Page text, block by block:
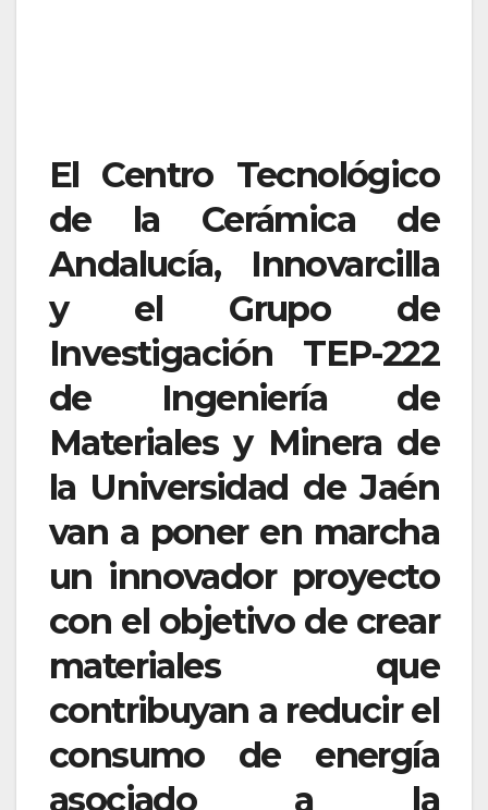
El Centro Tecnológico
de la Cerámica de
Andalucía, Innovarcilla
y el Grupo de
Investigación TEP-222
de Ingeniería de
Materiales y Minera de
la Universidad de Jaén
van a poner en marcha
un innovador proyecto
con el objetivo de crear
materiales que
contribuyan a reducir el
consumo de energía
asociado a la